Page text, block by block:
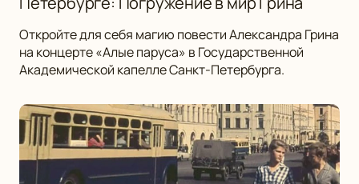
Откройте для себя магию повести Александра Грина
на концерте «Алые паруса» в Государственной
Академической капелле Санкт-Петербурга.